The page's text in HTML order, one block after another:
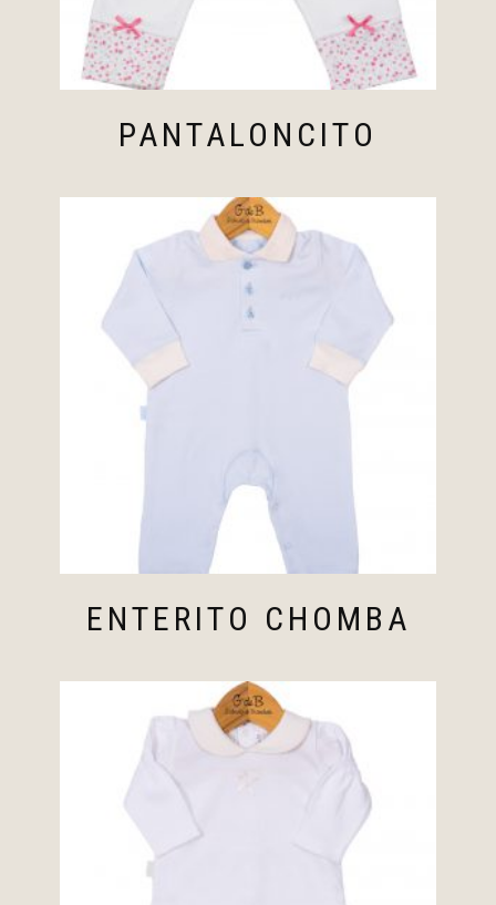
PANTALONCITO
ENTERITO CHOMBA